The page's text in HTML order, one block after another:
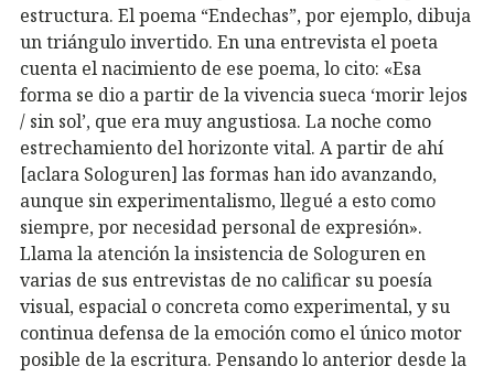
estructura. El poema “Endechas”, por ejemplo, dibuja
un triángulo invertido. En una entrevista el poeta
cuenta el nacimiento de ese poema, lo cito: «Esa
forma se dio a partir de la vivencia sueca ‘morir lejos
/ sin sol’, que era muy angustiosa. La noche como
estrechamiento del horizonte vital. A partir de ahí
[aclara Sologuren] las formas han ido avanzando,
aunque sin experimentalismo, llegué a esto como
siempre, por necesidad personal de expresión».
Llama la atención la insistencia de Sologuren en
varias de sus entrevistas de no calificar su poesía
visual, espacial o concreta como experimental, y su
continua defensa de la emoción como el único motor
posible de la escritura. Pensando lo anterior desde la